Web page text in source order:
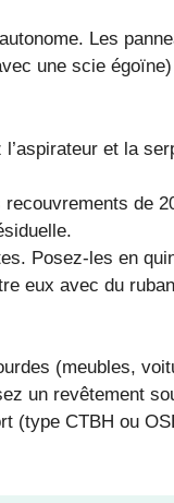
Les
une scie égoïne)
et la
de
Posez-les en
eux avec du
(meubles,
un revêtement
(type CTBH ou